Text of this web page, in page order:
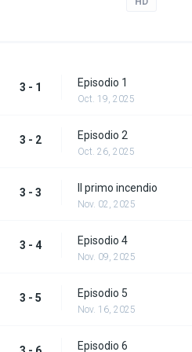
3 - 1 Episodio 1
Oct. 19, 2025
3 - 2 Episodio 2
Oct. 26, 2025
3 - 3 Il primo incendio
Nov. 02, 2025
3 - 4 Episodio 4
Nov. 09, 2025
3 - 5 Episodio 5
Nov. 16, 2025
Episodio 6